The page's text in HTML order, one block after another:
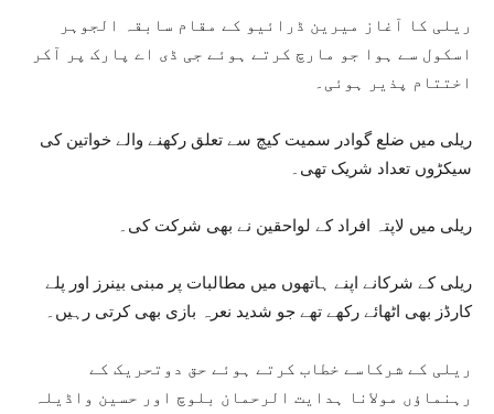
ریلی کا آغاز میرین ڈرائیو کے مقام سابقہ الجوہر
اسکول سے ہوا جو مارچ کرتے ہوئے جی ڈی اے پارک پر آکر
اختتام پذیر ہوئی۔
ریلی میں ضلع گوادر سمیت کیچ سے تعلق رکھنے والے خواتین کی
سیکڑوں تعداد شریک تھی۔
ریلی میں لاپتہ افراد کے لواحقین نے بھی شرکت کی۔
ریلی کے شرکانے اپنے ہاتھوں میں مطالبات پر مبنی بینرز اور پلے
کارڈز بھی اٹھائے رکھے تھے جو شدید نعرہ بازی بھی کرتی رہیں۔
ریلی کے شرکاسے خطاب کرتے ہوئے حق دوتحریک کے
رہنماؤں مولانا ہدایت الرحمان بلوچ اور حسین واڈیلہ